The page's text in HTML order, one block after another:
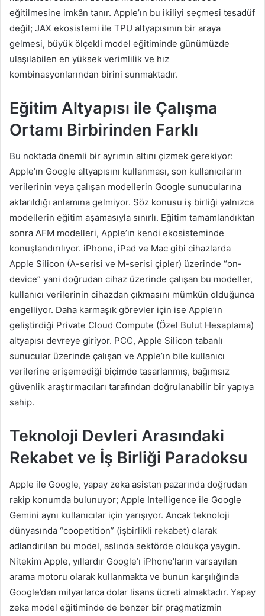
eğitilmesine imkân tanır. Apple’ın bu ikiliyi seçmesi tesadüf
değil; JAX ekosistemi ile TPU altyapısının bir araya
gelmesi, büyük ölçekli model eğitiminde günümüzde
ulaşılabilen en yüksek verimlilik ve hız
kombinasyonlarından birini sunmaktadır.
Eğitim Altyapısı ile Çalışma
Ortamı Birbirinden Farklı
Bu noktada önemli bir ayrımın altını çizmek gerekiyor:
Apple’ın Google altyapısını kullanması, son kullanıcıların
verilerinin veya çalışan modellerin Google sunucularına
aktarıldığı anlamına gelmiyor. Söz konusu iş birliği yalnızca
modellerin eğitim aşamasıyla sınırlı. Eğitim tamamlandıktan
sonra AFM modelleri, Apple’ın kendi ekosisteminde
konuşlandırılıyor. iPhone, iPad ve Mac gibi cihazlarda
Apple Silicon (A-serisi ve M-serisi çipler) üzerinde “on-
device” yani doğrudan cihaz üzerinde çalışan bu modeller,
kullanıcı verilerinin cihazdan çıkmasını mümkün olduğunca
engelliyor. Daha karmaşık görevler için ise Apple’ın
geliştirdiği Private Cloud Compute (Özel Bulut Hesaplama)
altyapısı devreye giriyor. PCC, Apple Silicon tabanlı
sunucular üzerinde çalışan ve Apple’ın bile kullanıcı
verilerine erişemediği biçimde tasarlanmış, bağımsız
güvenlik araştırmacıları tarafından doğrulanabilir bir yapıya
sahip.
Teknoloji Devleri Arasındaki
Rekabet ve İş Birliği Paradoksu
Apple ile Google, yapay zeka asistan pazarında doğrudan
rakip konumda bulunuyor; Apple Intelligence ile Google
Gemini aynı kullanıcılar için yarışıyor. Ancak teknoloji
dünyasında “coopetition” (işbirlikli rekabet) olarak
adlandırılan bu model, aslında sektörde oldukça yaygın.
Nitekim Apple, yıllardır Google’ı iPhone’ların varsayılan
arama motoru olarak kullanmakta ve bunun karşılığında
Google’dan milyarlarca dolar lisans ücreti almaktadır. Yapay
zeka model eğitiminde de benzer bir pragmatizmin